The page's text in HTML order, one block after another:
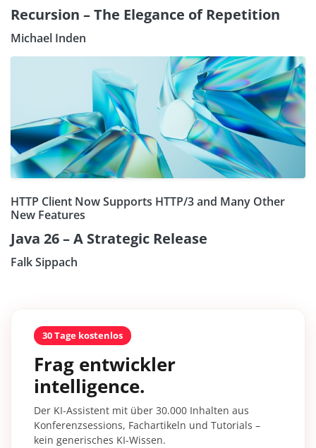
Recursion – The Elegance of Repetition
Michael Inden
HTTP Client Now Supports HTTP/3 and Many Other
New Features
Java 26 – A Strategic Release
Falk Sippach
30 Tage kostenlos
Frag entwickler
intelligence.
Der KI-Assistent mit über 30.000 Inhalten aus
Konferenzsessions, Fachartikeln und Tutorials –
kein generisches KI-Wissen.